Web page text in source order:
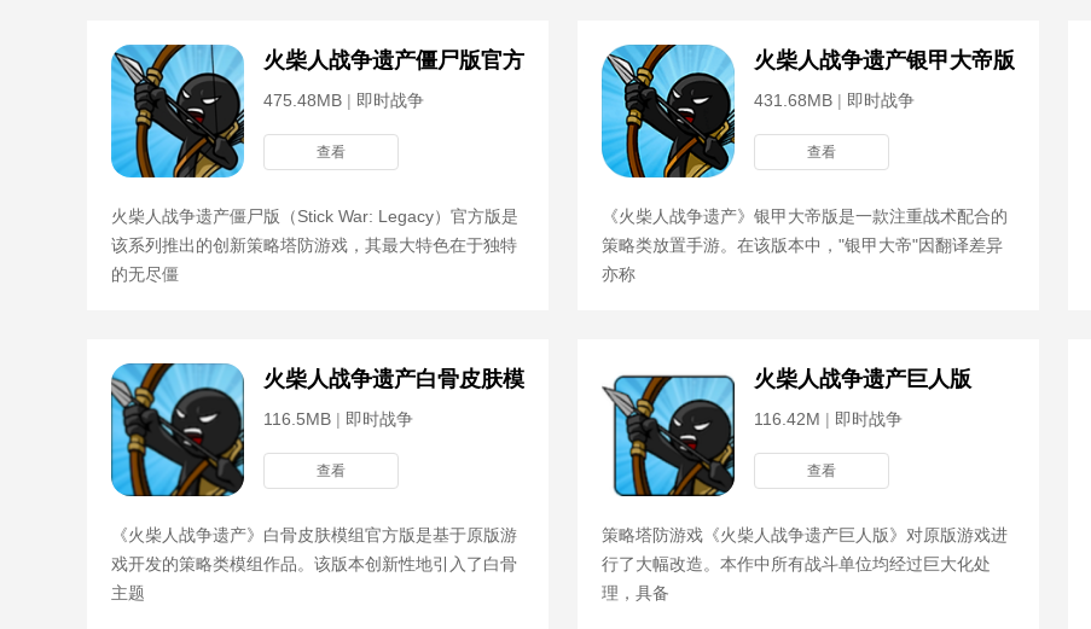
火柴人战争遗产僵尸版官方版
475.48MB | 即时战争
查看
火柴人战争遗产僵尸版（Stick War: Legacy）官方版是
该系列推出的创新策略塔防游戏，其最大特色在于独特
的无尽僵
火柴人战争遗产银甲大帝版
431.68MB | 即时战争
查看
《火柴人战争遗产》银甲大帝版是一款注重战术配合的
策略类放置手游。在该版本中，"银甲大帝"因翻译差异
亦称
火柴人战争遗产白骨皮肤模组官方版
116.5MB | 即时战争
查看
《火柴人战争遗产》白骨皮肤模组官方版是基于原版游
戏开发的策略类模组作品。该版本创新性地引入了白骨
主题
火柴人战争遗产巨人版
116.42M | 即时战争
查看
策略塔防游戏《火柴人战争遗产巨人版》对原版游戏进
行了大幅改造。本作中所有战斗单位均经过巨大化处
理，具备